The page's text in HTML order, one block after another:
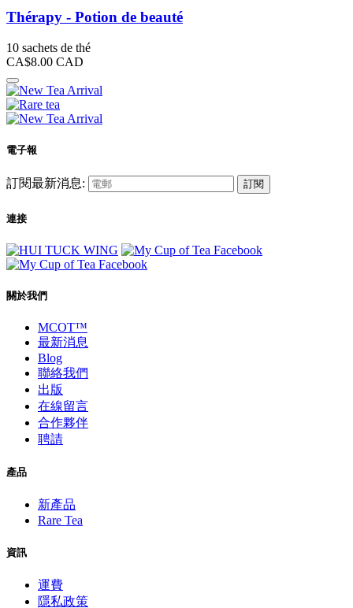
Thérapy - Potion de beauté
10 sachets de thé
CA$8.00 CAD
電子報
訂閱最新消息: 訂閱
連接
關於我們
MCOT™
最新消息
Blog
聯絡我們
出版
在線留言
合作夥伴
聘請
產品
新產品
Rare Tea
資訊
運費
隱私政策